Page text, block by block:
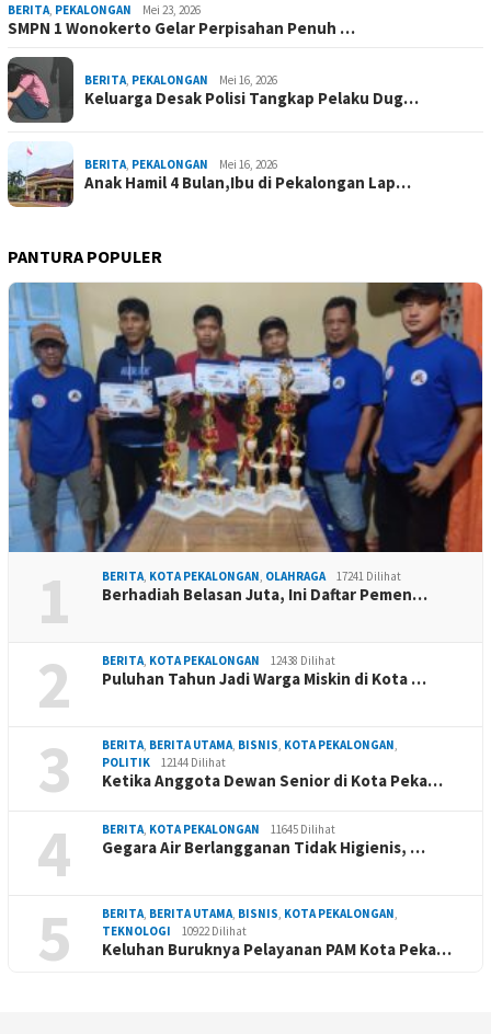
BERITA, PEKALONGAN Mei 23, 2026
SMPN 1 Wonokerto Gelar Perpisahan Penuh …
BERITA, PEKALONGAN Mei 16, 2026
Keluarga Desak Polisi Tangkap Pelaku Dug…
BERITA, PEKALONGAN Mei 16, 2026
Anak Hamil 4 Bulan,Ibu di Pekalongan Lap…
PANTURA POPULER
1 BERITA KOTA PEKALONGAN OLAHRAGA 17241 Dilihat
Berhadiah Belasan Juta, Ini Daftar Pemen…
2 BERITA KOTA PEKALONGAN 12438 Dilihat
Puluhan Tahun Jadi Warga Miskin di Kota …
3 BERITA BERITA UTAMA BISNIS KOTA PEKALONGAN
POLITIK
12144 Dilihat
Ketika Anggota Dewan Senior di Kota Peka…
4 BERITA KOTA PEKALONGAN 11645 Dilihat
Gegara Air Berlangganan Tidak Higienis, …
5 BERITA BERITA UTAMA BISNIS KOTA PEKALONGAN
TEKNOLOGI
10922 Dilihat
Keluhan Buruknya Pelayanan PAM Kota Peka…